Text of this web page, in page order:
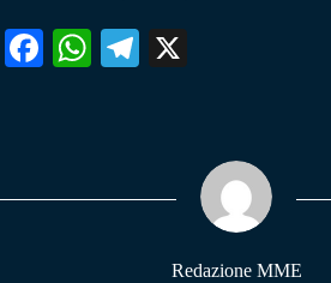
Fa W
pp
Te
m
Redazione MME